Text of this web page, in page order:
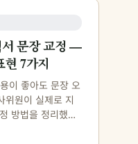
서 문장 교정 —
현 7가지
이 좋아도 문장 오
위원이 실제로 지
방법을 정리했습